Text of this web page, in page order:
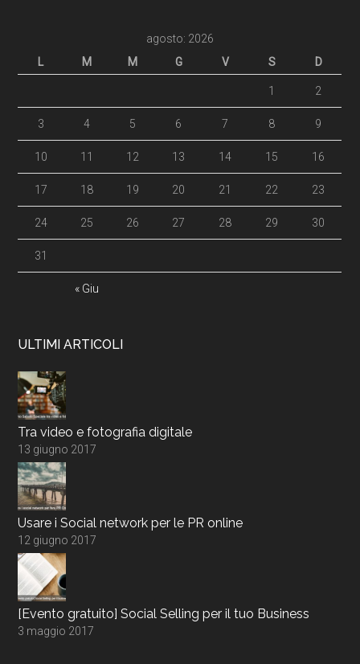
agosto: 2026
L
M M G V S D
« Giu
1 2
3 4 5 6 7 8 9
10 11 12 13 14 15 16
17 18 19 20 21 22 23
24 25 26 27 28 29 30
31
ULTIMI ARTICOLI
Tra video e fotografia digitale
13 giugno 2017
Usare i Social network per le PR online
12 giugno 2017
[Evento gratuito] Social Selling per il tuo Business
3 maggio 2017